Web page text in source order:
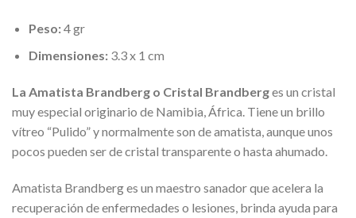
Peso:4 gr
Dimensiones: 3.3 x 1 cm
La Amatista Brandberg o Cristal Brandberges un cristal
muy especial originario de Namibia, África. Tiene un brillo
vítreo “Pulido” y normalmente son de amatista, aunque unos
pocos pueden ser de cristal transparente o hasta ahumado.
Amatista Brandberg es un maestro sanador que acelera la
recuperación de enfermedades o lesiones, brinda ayuda para